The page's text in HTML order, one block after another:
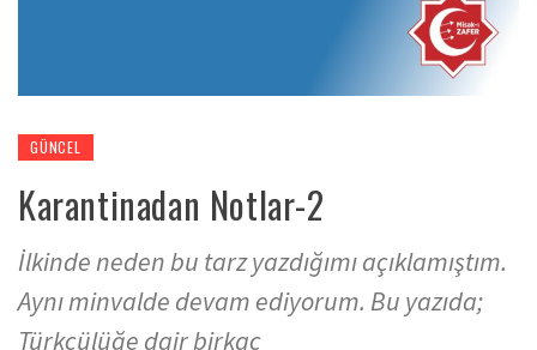
GÜNCEL
Karantinadan Notlar-2
İlkinde neden bu tarz yazdığımı açıklamıştım.
Aynı minvalde devam ediyorum. Bu yazıda;
Türkçülüğe dair birkaç